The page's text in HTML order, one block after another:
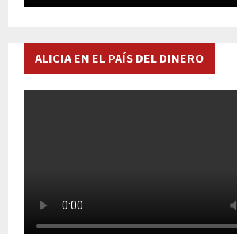
ALICIA EN EL PAÍS DEL DINERO